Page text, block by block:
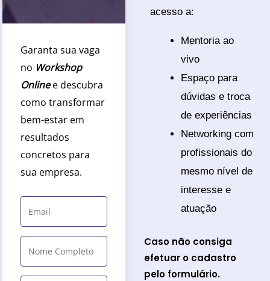
acesso a:
Mentoria ao
vivo
Espaço para
dúvidas e troca
de experiências
Networking com
profissionais do
mesmo nível de
interesse e
atuação
Caso não consiga
efetuar o cadastro
pelo formulário.
Garanta sua vaga
no Workshop
Onlinee descubra
como transformar
bem-estar em
resultados
concretos para
sua empresa.